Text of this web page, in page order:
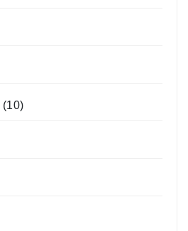
(10)